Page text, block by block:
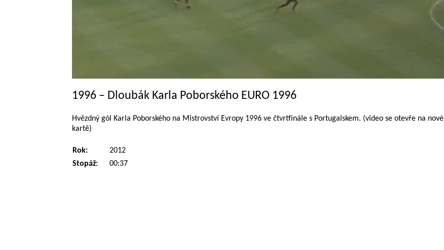
1996 – Dloubák Karla Poborského EURO 1996
Hvězdný gól Karla Poborského na Mistrovství Evropy 1996 ve čtvrtfinále s Portugalskem. (video se otevře na nové
kartě)
Rok:
2012
Stopáž:
00:37